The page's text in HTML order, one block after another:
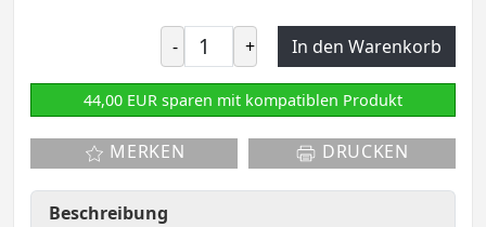
- + In den Warenkorb
44,00 EUR sparen mit kompatiblen Produkt
MERKEN DRUCKEN
Beschreibung